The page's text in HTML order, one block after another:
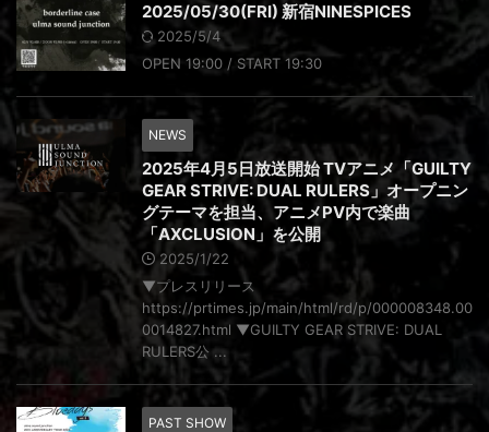
2025/05/30(FRI) 新宿NINESPICES
2025/5/4
OPEN 19:00 / START 19:30
NEWS
2025年4月5日放送開始 TVアニメ「GUILTY
GEAR STRIVE: DUAL RULERS」オープニン
グテーマを担当、アニメPV内で楽曲
「AXCLUSION」を公開
2025/1/22
▼プレスリリース
https://prtimes.jp/main/html/rd/p/000008348.00
0014827.html ▼GUILTY GEAR STRIVE: DUAL
RULERS公 ...
PAST SHOW